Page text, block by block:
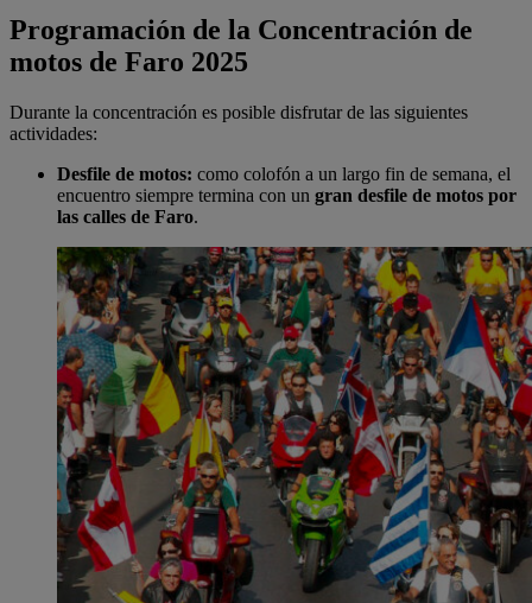
Programación de la Concentración de
motos de Faro 2025
Durante la concentración es posible disfrutar de las siguientes
actividades:
Desfile de motos: como colofón a un largo fin de semana, el
encuentro siempre termina con un gran desfile de motos por
las calles de Faro.